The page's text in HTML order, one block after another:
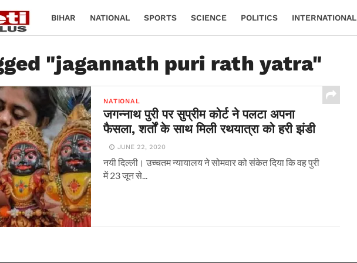
BIHAR NATIONAL SPORTS SCIENCE POLITICS INTERNATIONAL
"jagannath puri rath yatra"
NATIONAL
जगन्नाथ पुरी पर सुप्रीम कोर्ट ने पलटा अपना
फैसला, शर्तों के साथ मिली रथयात्रा को हरी झंडी
JUNE 22, 2020
नयी दिल्ली। उच्चतम न्यायालय ने सोमवार को संकेत दिया कि वह पुरी
में 23 जून से...